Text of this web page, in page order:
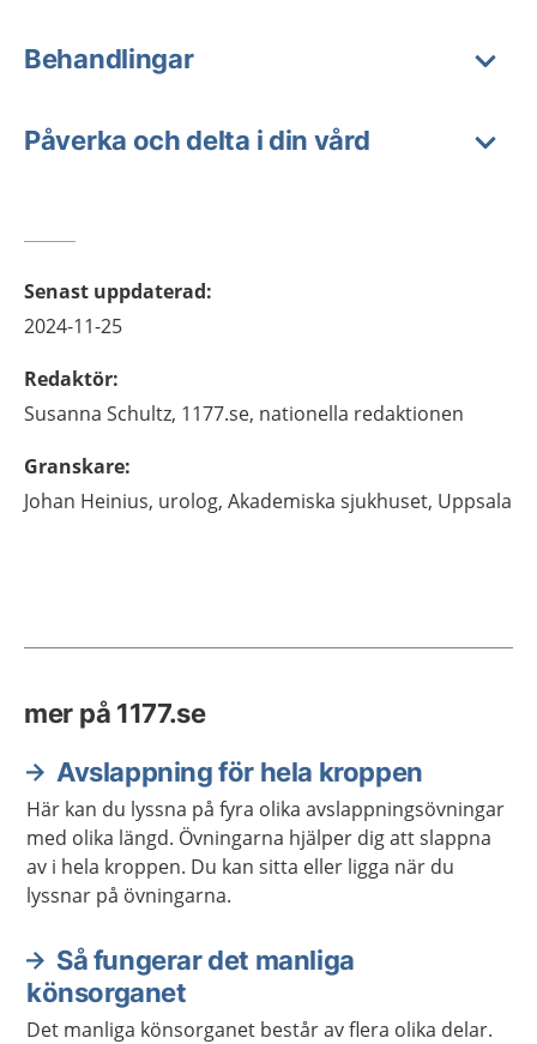
Behandlingar
Påverka och delta i din vård
Senast uppdaterad:
2024-11-25
Redaktör:
Susanna Schultz, 1177.se, nationella redaktionen
Granskare:
Johan Heinius, urolog, Akademiska sjukhuset, Uppsala
mer på 1177.se
Avslappning för hela kroppen
Här kan du lyssna på fyra olika avslappningsövningar
med olika längd. Övningarna hjälper dig att slappna
av i hela kroppen. Du kan sitta eller ligga när du
lyssnar på övningarna.
Så fungerar det manliga
könsorganet
Det manliga könsorganet består av flera olika delar.